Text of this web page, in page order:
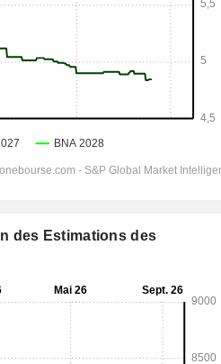
des Estimations des